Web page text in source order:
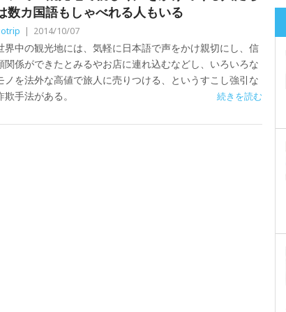
数カ国語もしゃべれる人もいる
2014/10/07
界中の観光地には、気軽に日本語で声をかけ親切にし、信
関係ができたとみるやお店に連れ込むなどし、いろいろな
ノを法外な高値で旅人に売りつける、というすこし強引な
欺手法がある。
続きを読む